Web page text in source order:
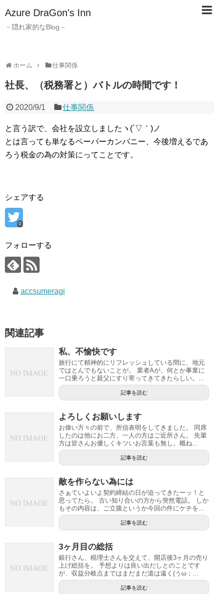
Azure DraGon's Inn
－隠れ家的なBlog－
ホーム 仕事関係
社長、（税務署と）バトルの時間です！
2020/9/1 仕事関係
と言う訳で、会社を設立しましたヽ(´▽｀)ノ
とは言っても単なるペーパーカンパニー、今後増えるであ
ろう税金の為の対策にってことです。
シェアする
0
フォローする
accsumeragi
関連記事
私、不愉快です
旅行にて精神的にリフレッシュしている間に、地元
ではとんでもないことが。 業者Aが、何とか事業に
一口乗ろうと親父にすり寄ってきてきたらしい。...
記事を読む
よろしくお願いします
お偉い方々の前で、所信表明をしてきました。 同席
したのは他にお二方、一人の方はご近所さん。 先輩
方は皆さんお優しくキツいお言葉も無し。概ね...
記事を読む
敵を作らない為には
さぁていよいよ契約締結の日が迫ってきたーッ！と
思ってたら。 古い知り合いの方から突然電話。 しか
もその内容は、ご立腹というか今回の件にケチを...
記事を読む
3ヶ月目の総括
銀行さん、税理士さんを交えて、開店後3ヶ月の売り
上げ総括を。 予想よりは良い出だしとのことです
が、収益分岐点まではまだまだ道は遠く(うω；...
記事を読む